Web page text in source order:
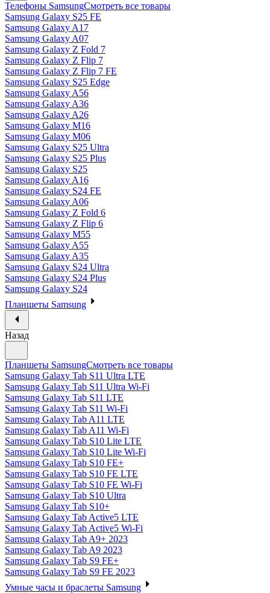
Телефоны SamsungСмотреть все товары
Samsung Galaxy S25 FE
Samsung Galaxy A17
Samsung Galaxy A07
Samsung Galaxy Z Fold 7
Samsung Galaxy Z Flip 7
Samsung Galaxy Z Flip 7 FE
Samsung Galaxy S25 Edge
Samsung Galaxy A56
Samsung Galaxy A36
Samsung Galaxy A26
Samsung Galaxy M16
Samsung Galaxy M06
Samsung Galaxy S25 Ultra
Samsung Galaxy S25 Plus
Samsung Galaxy S25
Samsung Galaxy A16
Samsung Galaxy S24 FE
Samsung Galaxy A06
Samsung Galaxy Z Fold 6
Samsung Galaxy Z Flip 6
Samsung Galaxy M55
Samsung Galaxy A55
Samsung Galaxy A35
Samsung Galaxy S24 Ultra
Samsung Galaxy S24 Plus
Samsung Galaxy S24
Планшеты Samsung
Назад
Планшеты SamsungСмотреть все товары
Samsung Galaxy Tab S11 Ultra LTE
Samsung Galaxy Tab S11 Ultra Wi-Fi
Samsung Galaxy Tab S11 LTE
Samsung Galaxy Tab S11 Wi-Fi
Samsung Galaxy Tab A11 LTE
Samsung Galaxy Tab A11 Wi-Fi
Samsung Galaxy Tab S10 Lite LTE
Samsung Galaxy Tab S10 Lite Wi-Fi
Samsung Galaxy Tab S10 FE+
Samsung Galaxy Tab S10 FE LTE
Samsung Galaxy Tab S10 FE Wi-Fi
Samsung Galaxy Tab S10 Ultra
Samsung Galaxy Tab S10+
Samsung Galaxy Tab Active5 LTE
Samsung Galaxy Tab Active5 Wi-Fi
Samsung Galaxy Tab A9+ 2023
Samsung Galaxy Tab A9 2023
Samsung Galaxy Tab S9 FE+
Samsung Galaxy Tab S9 FE 2023
Умные часы и браслеты Samsung